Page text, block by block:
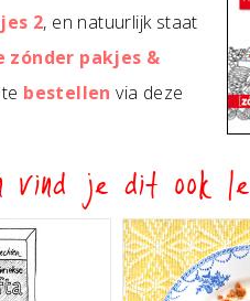
2, en natuurlijk staat
zónder pakjes &
bestellen via deze
vind je dit ook